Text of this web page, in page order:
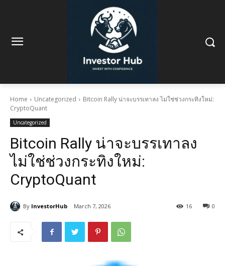
Home Uncategorized
Bitcoin Rally น่าจะบรรเทาลง ไม่ใช่ช่วงกระทิงใหม่:
CryptoQuant
Uncategorized
Bitcoin Rally น่าจะบรรเทาลง
ไม่ใช่ช่วงกระทิงใหม่:
CryptoQuant
By InvestorHub March 7, 2026 0
16